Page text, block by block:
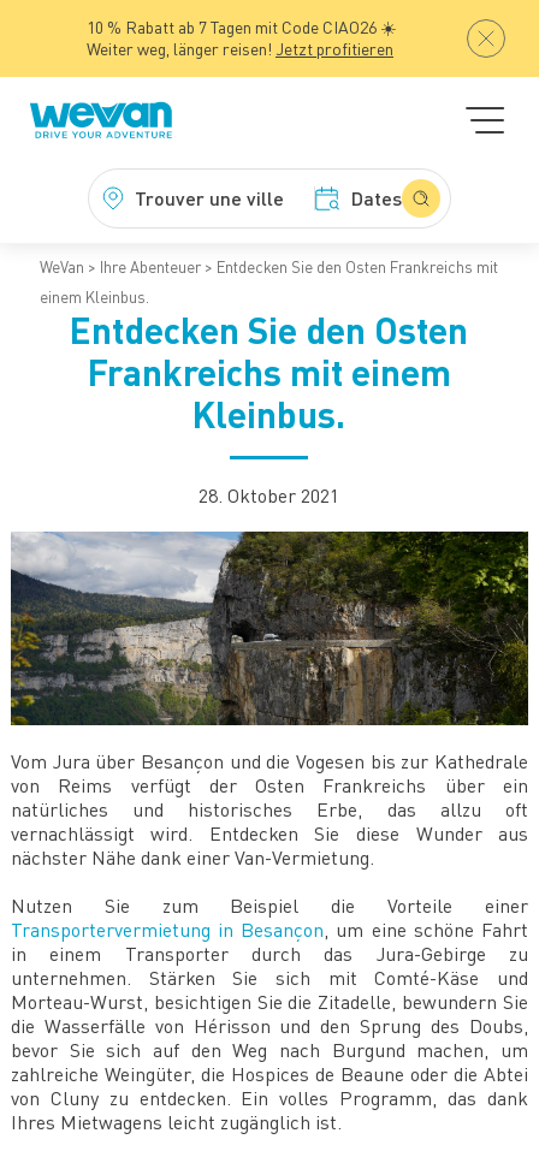
10 % Rabatt ab 7 Tagen mit Code CIAO26 ☀️
Weiter weg, länger reisen! Jetzt profitieren
Trouver une ville Dates
WeVan Ihre Abenteuer
Entdecken Sie den Osten Frankreichs mit
einem Kleinbus.
Entdecken Sie den Osten
Frankreichs mit einem
Kleinbus.
28. Oktober 2021
Vom Jura über Besançon und die Vogesen bis zur Kathedrale
von Reims verfügt der Osten Frankreichs über ein
natürliches und historisches Erbe, das allzu oft
vernachlässigt wird. Entdecken Sie diese Wunder aus
nächster Nähe dank einer Van-Vermietung.
Nutzen Sie zum Beispiel die Vorteile einer
Transportervermietung in Besançon, um eine schöne Fahrt
in einem Transporter durch das Jura-Gebirge zu
unternehmen. Stärken Sie sich mit Comté-Käse und
Morteau-Wurst, besichtigen Sie die Zitadelle, bewundern Sie
die Wasserfälle von Hérisson und den Sprung des Doubs,
bevor Sie sich auf den Weg nach Burgund machen, um
zahlreiche Weingüter, die Hospices de Beaune oder die Abtei
von Cluny zu entdecken. Ein volles Programm, das dank
Ihres Mietwagens leicht zugänglich ist.